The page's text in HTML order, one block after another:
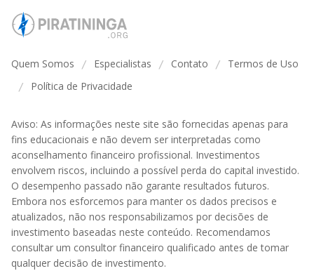
Quem Somos / Especialistas / Contato / Termos de Uso
/ Política de Privacidade
Aviso: As informações neste site são fornecidas apenas para
fins educacionais e não devem ser interpretadas como
aconselhamento financeiro profissional. Investimentos
envolvem riscos, incluindo a possível perda do capital investido.
O desempenho passado não garante resultados futuros.
Embora nos esforcemos para manter os dados precisos e
atualizados, não nos responsabilizamos por decisões de
investimento baseadas neste conteúdo. Recomendamos
consultar um consultor financeiro qualificado antes de tomar
qualquer decisão de investimento.